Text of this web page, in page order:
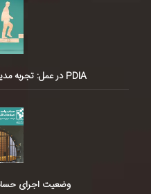
PDIA در عمل: تجربه مدیریت تعارض منافع در ایران
وضعیت اجرای